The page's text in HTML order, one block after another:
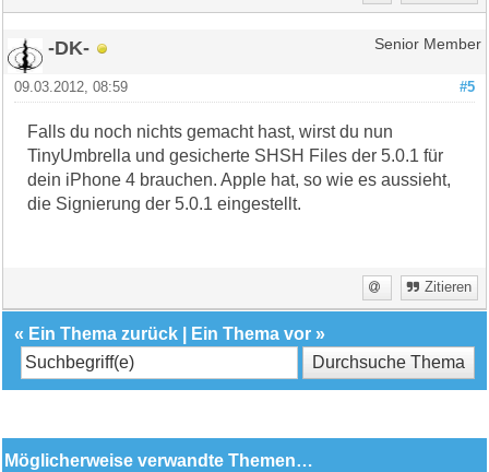
-DK- Senior Member
#5
09.03.2012, 08:59
Falls du noch nichts gemacht hast, wirst du nun
TinyUmbrella und gesicherte SHSH Files der 5.0.1 für
dein iPhone 4 brauchen. Apple hat, so wie es aussieht,
die Signierung der 5.0.1 eingestellt.
Zitieren
« Ein Thema zurück Ein Thema vor »
Möglicherweise verwandte Themen…